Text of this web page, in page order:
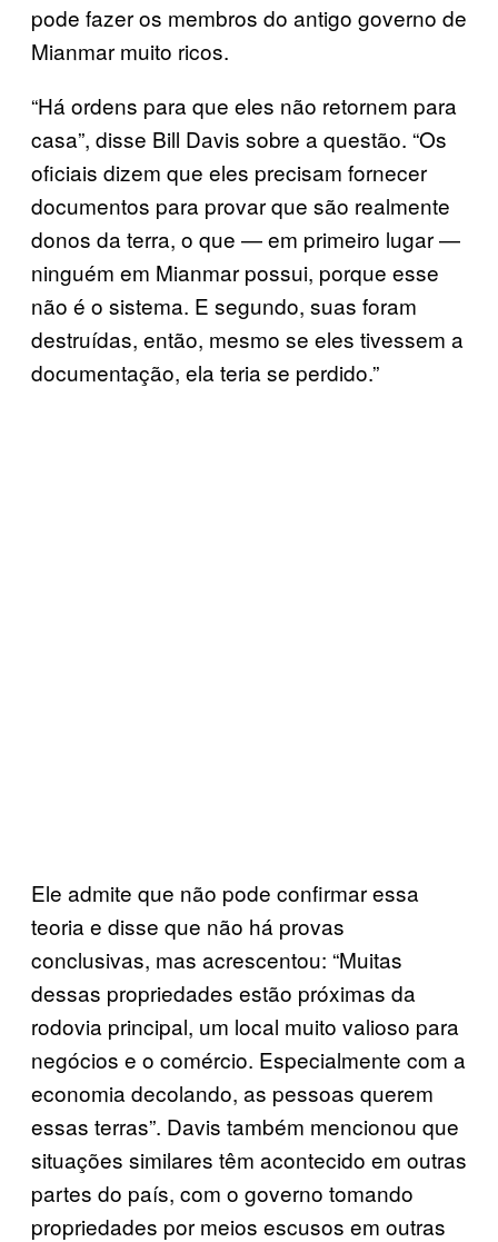
pode fazer os membros do antigo governo de
Mianmar muito ricos.
“Há ordens para que eles não retornem para
casa”, disse Bill Davis sobre a questão. “Os
oficiais dizem que eles precisam fornecer
documentos para provar que são realmente
donos da terra, o que — em primeiro lugar —
ninguém em Mianmar possui, porque esse
não é o sistema. E segundo, suas foram
destruídas, então, mesmo se eles tivessem a
documentação, ela teria se perdido.”
Ele admite que não pode confirmar essa
teoria e disse que não há provas
conclusivas, mas acrescentou: “Muitas
dessas propriedades estão próximas da
rodovia principal, um local muito valioso para
negócios e o comércio. Especialmente com a
economia decolando, as pessoas querem
essas terras”. Davis também mencionou que
situações similares têm acontecido em outras
partes do país, com o governo tomando
propriedades por meios escusos em outras